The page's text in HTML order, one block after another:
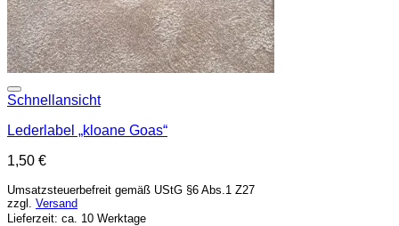
Schnellansicht
Lederlabel „kloane Goas“
1,50 €
Umsatzsteuerbefreit gemäß UStG §6 Abs.1 Z27
zzgl. Versand
Lieferzeit: ca. 10 Werktage